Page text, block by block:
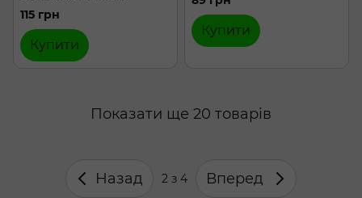
115 грн
Купити
Купити
Показати ще 20 товарів
Назад 2 з 4 Вперед